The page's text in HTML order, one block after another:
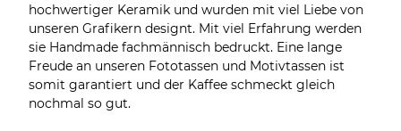
hochwertiger Keramik und wurden mit viel Liebe von
unseren Grafikern designt. Mit viel Erfahrung werden
sie Handmade fachmännisch bedruckt. Eine lange
Freude an unseren Fototassen und Motivtassen ist
somit garantiert und der Kaffee schmeckt gleich
nochmal so gut.